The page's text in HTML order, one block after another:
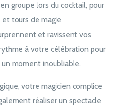
groupe lors du cocktail, pour
et tours de magie
et ravissent vos
à votre célébration pour
moment inoubliable.
votre magicien complice
réaliser un spectacle